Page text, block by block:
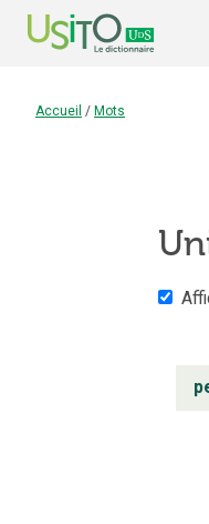
Accueil / Mots